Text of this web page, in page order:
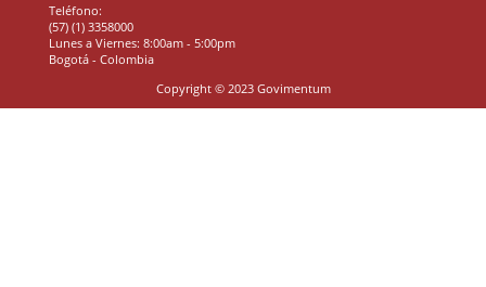
Teléfono:
(57) (1) 3358000
Lunes a Viernes: 8:00am - 5:00pm
Bogotá - Colombia
Copyright © 2023 Govimentum